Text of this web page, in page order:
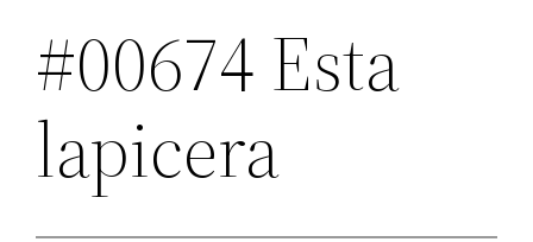
#00674 Esta
lapicera